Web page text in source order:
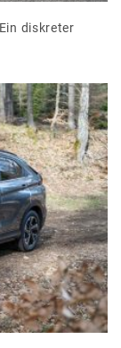
diskreter